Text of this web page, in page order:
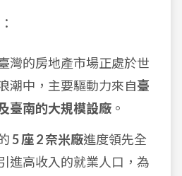
：
灣的房地產市場正處於世
潮中，主要驅動力來自臺
臺南的大規模設廠 。
5 座 2 奈米廠進度領先全
進高收入的就業人口，為